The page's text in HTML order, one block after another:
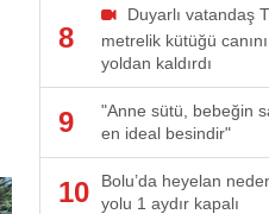
8
Duyarlı vatandaş
metrelik kütüğü
yoldan kaldırdı
9
"Anne sütü, bebeğin
en ideal besindir"
10
Bolu’da heyelan
yolu 1 aydır kapalı